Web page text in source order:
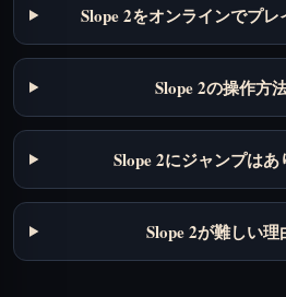
Slope 2をオンラインでプレ
Slope 2の操作方
Slope 2にジャンプはあ
Slope 2が難しい理